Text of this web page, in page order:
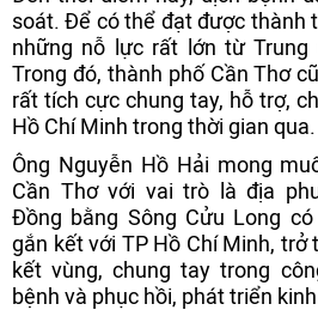
soát. Để có thể đạt được thành
những nỗ lực rất lớn từ Trung
Trong đó, thành phố Cần Thơ
rất tích cực chung tay, hỗ trợ,
Hồ Chí Minh trong thời gian qua.
Ông Nguyễn Hồ Hải mong
Cần Thơ với vai trò là địa
Đồng bằng Sông Cửu Long
gắn kết với TP Hồ Chí Minh, trở
kết vùng, chung tay trong
bệnh và phục hồi, phát triển